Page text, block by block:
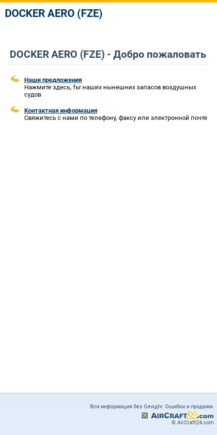
DOCKER AERO (FZE)
DOCKER AERO (FZE) - Добро пожаловать
Наши предложения
Нажмите здесь, fьr наших нынешних запасов воздушных
судов
Контактная информация
Свяжитесь с нами по телефону, факсу или электронной почте
Вся информация без Gewдhr. Ошибки и продажи.
© AirCraft24.com